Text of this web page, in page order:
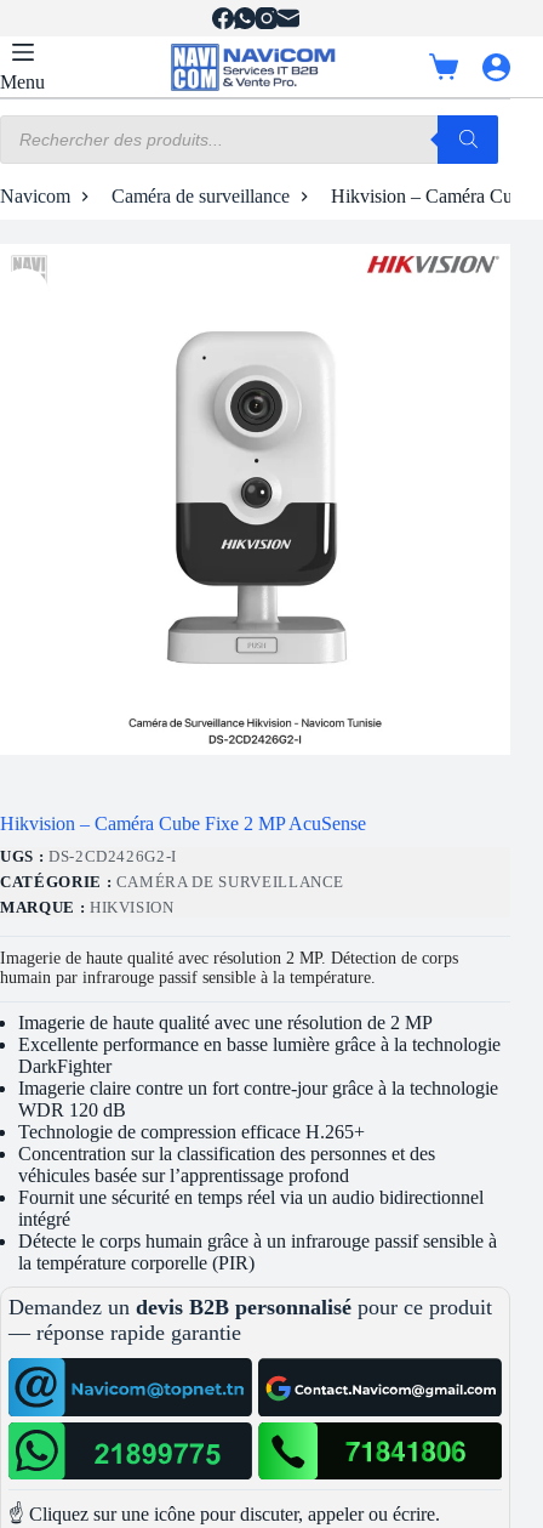
contenu
Menu
Panier
d’achat
produits
Navicom Caméra de surveillance Hikvision – Caméra Cube
Hikvision – Caméra Cube Fixe 2 MP AcuSense
UGS : DS-2CD2426G2-I
CATÉGORIE : CAMÉRA DE SURVEILLANCE
MARQUE : HIKVISION
Imagerie de haute qualité avec résolution 2 MP. Détection de corps
humain par infrarouge passif sensible à la température.
Imagerie de haute qualité avec une résolution de 2 MP
Excellente performance en basse lumière grâce à la technologie
DarkFighter
Imagerie claire contre un fort contre-jour grâce à la technologie
WDR 120 dB
Technologie de compression efficace H.265+
Concentration sur la classification des personnes et des
véhicules basée sur l’apprentissage profond
Fournit une sécurité en temps réel via un audio bidirectionnel
intégré
Détecte le corps humain grâce à un infrarouge passif sensible à
la température corporelle (PIR)
Demandez un devis B2B personnalisé pour ce produit
— réponse rapide garantie
☝️ Cliquez sur une icône pour discuter, appeler ou écrire.